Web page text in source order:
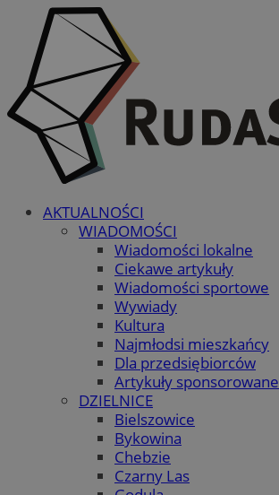
AKTUALNOŚCI
WIADOMOŚCI
Wiadomości lokalne
Ciekawe artykuły
Wiadomości sportowe
Wywiady
Kultura
Najmłodsi mieszkańcy
Dla przedsiębiorców
Artykuły sponsorowane
DZIELNICE
Bielszowice
Bykowina
Chebzie
Czarny Las